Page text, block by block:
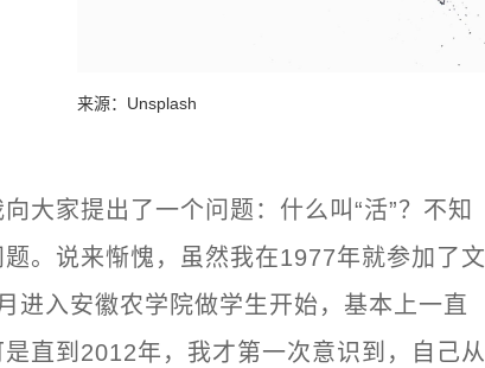
来源：Unsplash
大家提出了一个问题：什么叫“活”？不知
。说来惭愧，虽然我在1977年就参加了文
进入安徽农学院做学生开始，基本上一直
直到2012年，我才第一次意识到，自己从